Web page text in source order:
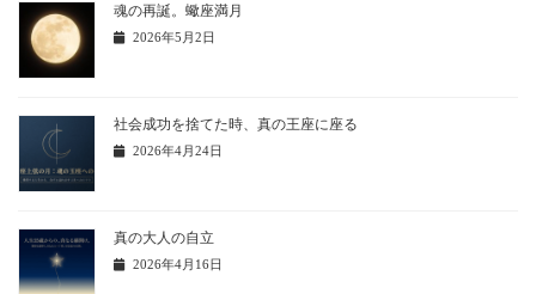
魂の再誕。蠍座満月
2026年5月2日
社会成功を捨てた時、真の王座に座る
2026年4月24日
真の大人の自立
2026年4月16日